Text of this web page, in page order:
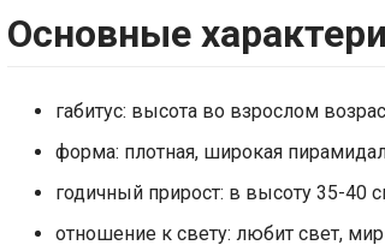
Основные
габитус: высота во взрослом
форма: плотная, широкая
годичный прирост: в высоту 35-40
отношение к свету: любит свет,